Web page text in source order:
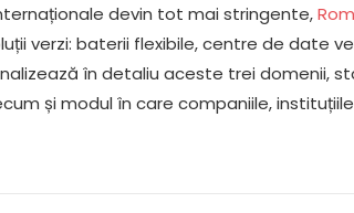
devin tot mai stringente,
verzi: baterii flexibile, centre de date
în detaliu aceste trei domenii,
și modul în care companiile,